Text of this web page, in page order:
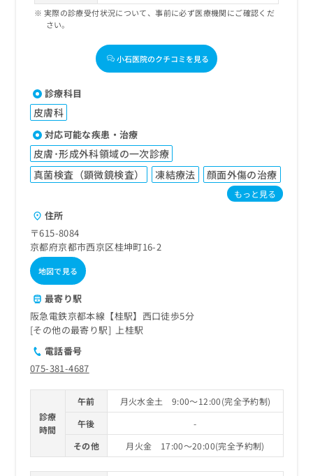
実際の診療受付状況について、事前に必ず医療機関にご確認くだ
さい。
小石医院のクチコミを見る
診療科目
皮膚科
対応可能な疾患・治療
皮膚･形成外科領域の一次診療
真菌検査（顕微鏡検査）
凍結療法 顔面外傷の治療
もっと見る
住所
〒615-8084
京都府京都市西京区桂坤町16-2
地図で見る
最寄り駅
阪急電鉄京都本線【桂駅】西口徒歩5分
その他の最寄り駅
上桂駅
電話番号
075-381-4687
診療
時間
午前
月火水金土 9:00～12:00(完全予約制)
午後
-
その他
月火金 17:00～20:00(完全予約制)